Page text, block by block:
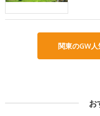
関東のGW
お